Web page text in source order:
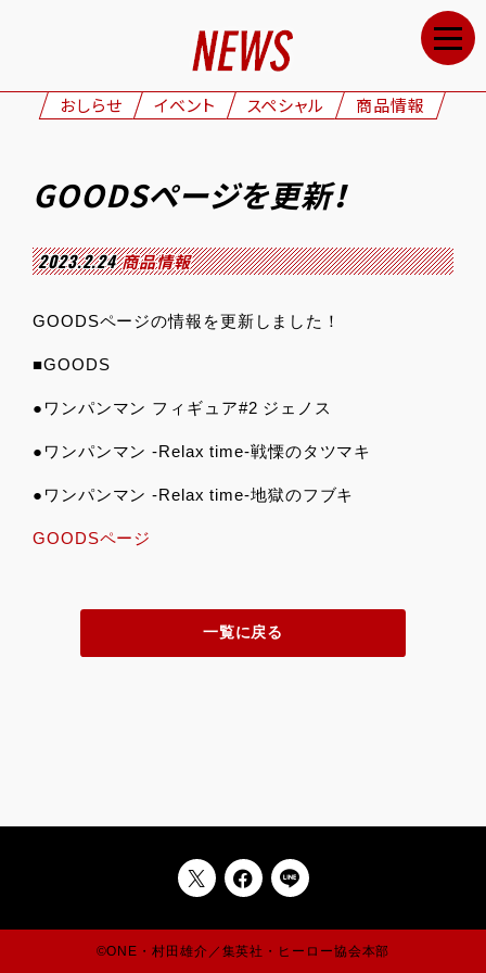
NEWS
STAFF&CAST
CHARACTERS
ONAIR
おしらせ イベント スペシャル 商品情報
GOODSページを更新！
2023.2.24 商品情報
GOODSページの情報を更新しました！
■GOODS
●ワンパンマン フィギュア#2 ジェノス
●ワンパンマン -Relax time-戦慄のタツマキ
●ワンパンマン -Relax time-地獄のフブキ
GOODSページ
一覧に戻る
©ONE・村田雄介／集英社・ヒーロー協会本部